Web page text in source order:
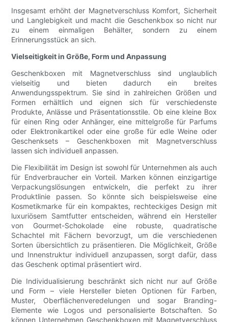
Insgesamt erhöht der Magnetverschluss Komfort, Sicherheit
und Langlebigkeit und macht die Geschenkbox so nicht nur
zu einem einmaligen Behälter, sondern zu einem
Erinnerungsstück an sich.
Vielseitigkeit in Größe, Form und Anpassung
Geschenkboxen mit Magnetverschluss sind unglaublich
vielseitig und bieten dadurch ein breites
Anwendungsspektrum. Sie sind in zahlreichen Größen und
Formen erhältlich und eignen sich für verschiedenste
Produkte, Anlässe und Präsentationsstile. Ob eine kleine Box
für einen Ring oder Anhänger, eine mittelgroße für Parfums
oder Elektronikartikel oder eine große für edle Weine oder
Geschenksets – Geschenkboxen mit Magnetverschluss
lassen sich individuell anpassen.
Die Flexibilität im Design ist sowohl für Unternehmen als auch
für Endverbraucher ein Vorteil. Marken können einzigartige
Verpackungslösungen entwickeln, die perfekt zu ihrer
Produktlinie passen. So könnte sich beispielsweise eine
Kosmetikmarke für ein kompaktes, rechteckiges Design mit
luxuriösem Samtfutter entscheiden, während ein Hersteller
von Gourmet-Schokolade eine robuste, quadratische
Schachtel mit Fächern bevorzugt, um die verschiedenen
Sorten übersichtlich zu präsentieren. Die Möglichkeit, Größe
und Innenstruktur individuell anzupassen, sorgt dafür, dass
das Geschenk optimal präsentiert wird.
Die Individualisierung beschränkt sich nicht nur auf Größe
und Form – viele Hersteller bieten Optionen für Farben,
Muster, Oberflächenveredelungen und sogar Branding-
Elemente wie Logos und personalisierte Botschaften. So
können Unternehmen Geschenkboxen mit Magnetverschluss